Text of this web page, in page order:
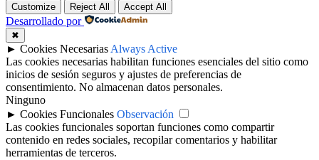
Customize Reject All Accept All
Desarrollado por
✖
► Cookies Necesarias Always Active
Las cookies necesarias habilitan funciones esenciales del sitio como
inicios de sesión seguros y ajustes de preferencias de
consentimiento. No almacenan datos personales.
Ninguno
► Cookies Funcionales Observación
Las cookies funcionales soportan funciones como compartir
contenido en redes sociales, recopilar comentarios y habilitar
herramientas de terceros.